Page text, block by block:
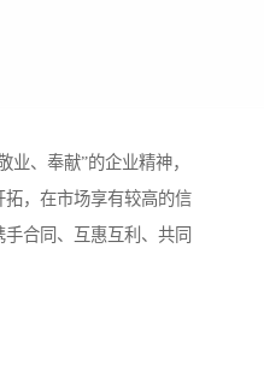
业、奉献”的企业精神，
，在市场享有较高的信
合同、互惠互利、共同